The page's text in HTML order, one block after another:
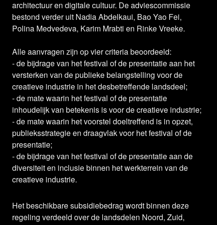
architectuur en digitale cultuur. De adviescommissie
bestond verder uit Nadia Abdelkaui, Bao Yao Fei,
Polina Medvedeva, Karim Mrabti en Rinke Vreeke.
Alle aanvragen zijn op vier criteria beoordeeld:
- de bijdrage van het festival of de presentatie aan het
versterken van de publieke belangstelling voor de
creatieve industrie in het desbetreffende landsdeel;
- de mate waarin het festival of de presentatie
inhoudelijk van betekenis is voor de creatieve industrie;
- de mate waarin het voorstel doeltreffend is in opzet,
publieksstrategie en draagvlak voor het festival of de
presentatie;
- de bijdrage van het festival of de presentatie aan de
diversiteit en inclusie binnen het werkterrein van de
creatieve industrie.
Het beschikbare subsidiebedrag wordt binnen deze
regeling verdeeld over de landsdelen Noord, Zuid,